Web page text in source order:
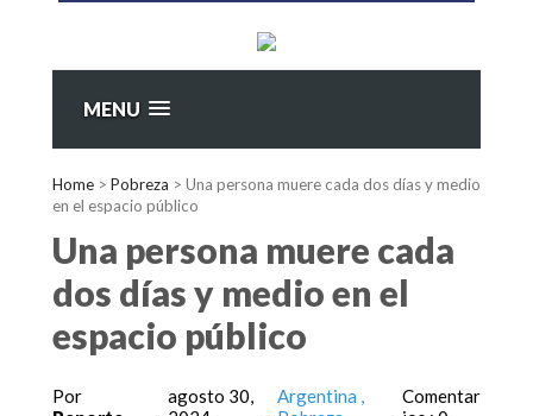
MENU
Home > Pobreza > Una persona muere cada dos días y medio
en el espacio público
Una persona muere cada
dos días y medio en el
espacio público
Por
agosto 30,
Argentina
Comentar